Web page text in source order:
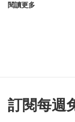
閱讀更多
訂閱每週